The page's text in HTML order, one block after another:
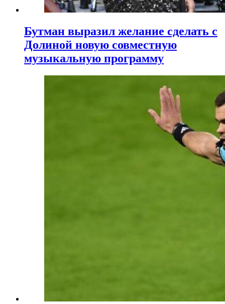
Бутман выразил желание сделать с
Долиной новую совместную
музыкальную программу